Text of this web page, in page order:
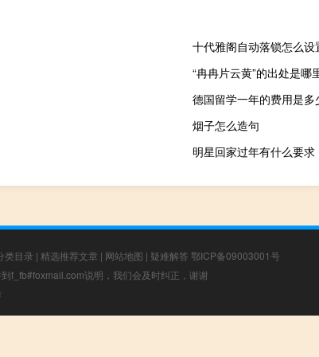
十代雅阁自动落锁怎么设
“冉冉片云黄”的出处是哪
德国留学一年的费用是多
烟子怎么造句
明星回家过年有什么要求
类目录 | 精选推荐文章 | 网站地图 | 疑难解答 鄂ICP备09003001号
f_fb#foxmail.com说明，我们会及时纠正，谢谢